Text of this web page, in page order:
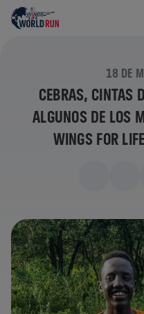
18 DE
CEBRAS, CINTAS
ALGUNOS DE LOS
WINGS FOR